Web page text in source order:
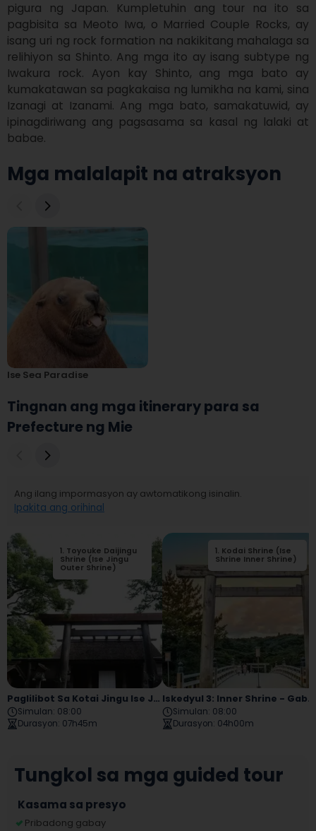
pigura ng Japan. Kumpletuhin ang tour na ito sa
pagbisita sa Meoto Iwa, o Married Couple Rocks, ay
isang uri ng rock formation na nakikitang mahalaga sa
relihiyon sa Shinto. Ang mga ito ay isang subtype ng
Iwakura rock. Ayon kay Shinto, ang mga bato ay
kumakatawan sa pagkakaisa ng lumikha na kami, sina
Izanagi at Izanami. Ang mga bato, samakatuwid, ay
ipinagdiriwang ang pagsasama sa kasal ng lalaki at
babae.
Mga malalapit na atraksyon
Ise Sea Paradise
Tingnan ang mga itinerary para sa
Prefecture ng Mie
Ang ilang impormasyon ay awtomatikong isinalin.
Ipakita ang orihinal
1. Toyouke Daijingu
Shrine (Ise Jingu
Outer Shrine)
2 . Sarutahiko Shrine
Paglilibot Sa Kotai Jingu Ise Jingu
Simulan: 08:00
Durasyon: 07h45m
1. Kodai Shrine (Ise
Shrine Inner Shrine)
Iskedyul 3: Inner Shrine - Gabay Sa Lahat Ng 32 Dapat Makitang Lugar
Simulan: 08:00
Durasyon: 04h00m
Tungkol sa mga guided tour
Kasama sa presyo
Pribadong gabay